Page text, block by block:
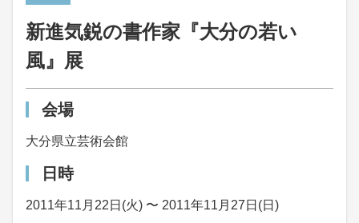
新進気鋭の書作家『大分の若い
風』展
会場
大分県立芸術会館
日時
2011年11月22日(火) 〜 2011年11月27日(日)